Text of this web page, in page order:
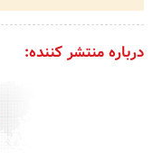
درباره منتشر کننده: